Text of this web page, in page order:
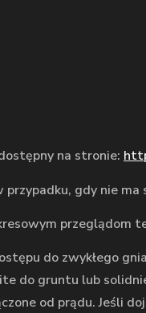
na stronie:
gdy nie ma
przeglądom
do zwykłego
do gruntu lub
od prądu. Jeśli